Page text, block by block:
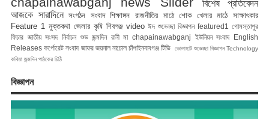
বিশেষ প্রতিবেদন
আজকে সারাদিনে সংগঠন সংবাদ শিক্ষাঙ্গন রাজনীতির মাঠে শোক খেলার মাঠে
সাক্ষাৎকার
Feature 1 মুক্তকথা জেলার কৃষি শিবগঞ্জ video ঈদ শুভেচ্ছা বিজ্ঞাপন featured1
গোমস্তাপুর
ফিচার জাতীয় সংসদ নির্বাচন শুভ জন্মদিন রানী মা chapainawabganj ইউনিয়ন সংবাদ English
Releases কর্পোরেট সংবাদ জাফর জয়নাল নাচোল চাঁপাইনবাবগঞ্জ টিভি ভোলাহাট শুভেচ্ছা বিজ্ঞাপন Technology
কবিতা জন্মদিন পাঠকের চিঠি
বিজ্ঞাপন